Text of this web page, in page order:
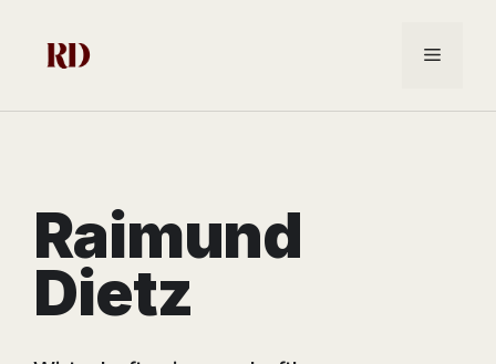
Inhalt
springen
Menü
Raimund
Dietz